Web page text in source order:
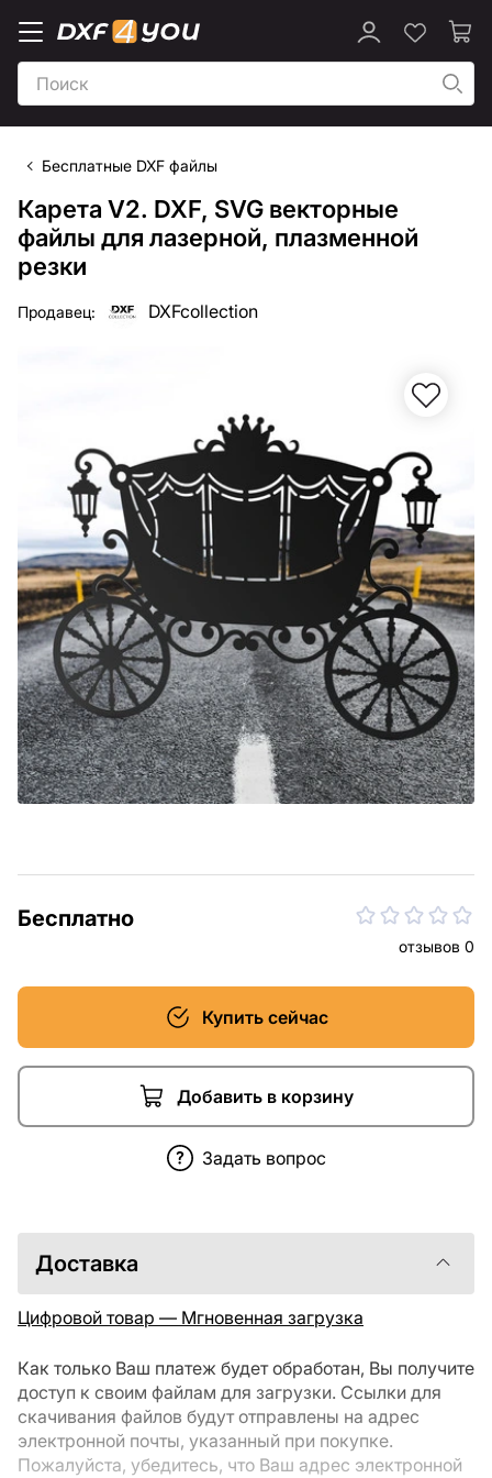
Бесплатные DXF файлы
Карета V2. DXF, SVG векторные
файлы для лазерной, плазменной
резки
Продавец: DXFcollection
Бесплатно
отзывов 0
Купить сейчас
Добавить в корзину
Задать вопрос
Доставка
Цифровой товар — Мгновенная загрузка
Как только Ваш платеж будет обработан, Вы получите
доступ к своим файлам для загрузки. Ссылки для
скачивания файлов будут отправлены на адрес
электронной почты, указанный при покупке.
Пожалуйста, убедитесь, что Ваш адрес электронной